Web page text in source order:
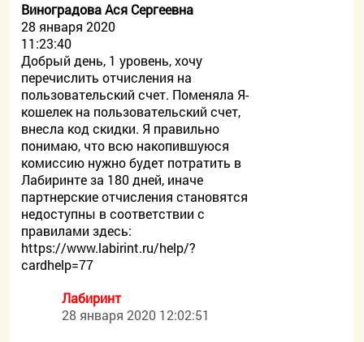
Виноградова Ася Сергеевна
28 января 2020
11:23:40
Добрый день, 1 уровень, хочу
перечислить отчисления на
пользовательский счет. Поменяла Я-
кошелек на пользовательский счет,
внесла код скидки. Я правильно
понимаю, что всю накопившуюся
комиссию нужно будет потратить в
Лабиринте за 180 дней, иначе
партнерские отчисления становятся
недоступны в соответствии с
правилами здесь:
https://www.labirint.ru/help/?
cardhelp=77
Лабиринт
28 января 2020 12:02:51